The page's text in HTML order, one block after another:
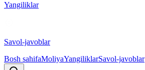
Yangiliklar
Savol-javoblar
Bosh sahifaMoliyaYangiliklarSavol-javoblar